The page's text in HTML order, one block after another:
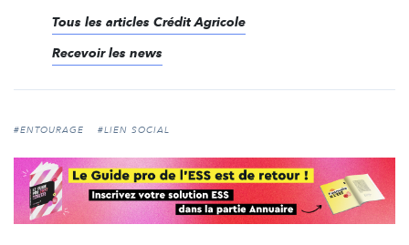
Tous les articles Crédit Agricole
Recevoir les news
#ENTOURAGE #LIEN SOCIAL